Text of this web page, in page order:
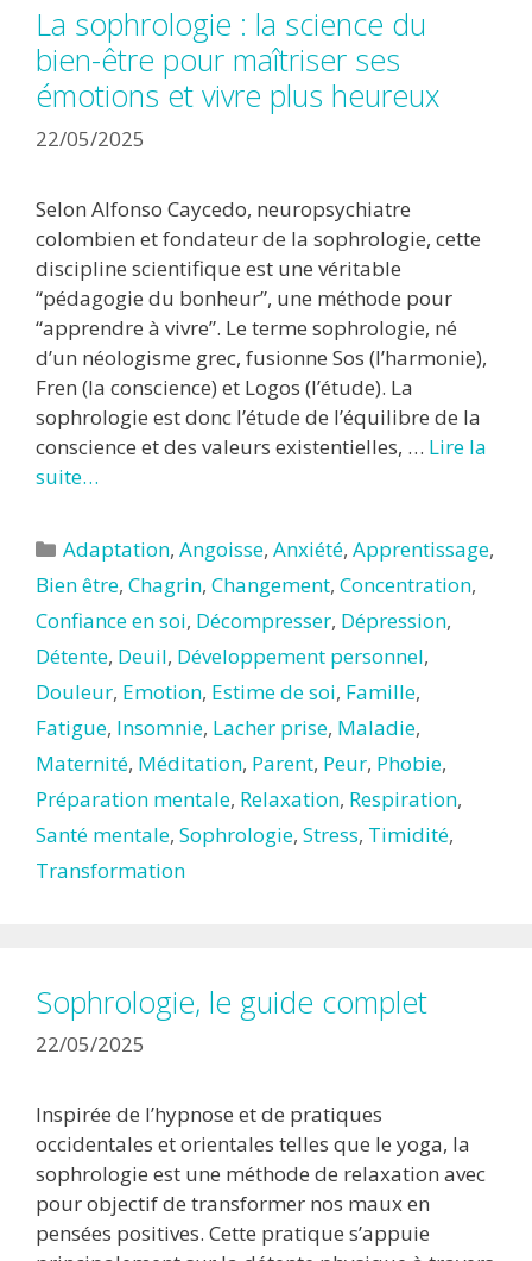
La sophrologie : la science du
bien-être pour maîtriser ses
émotions et vivre plus heureux
22/05/2025
Selon Alfonso Caycedo, neuropsychiatre
colombien et fondateur de la sophrologie, cette
discipline scientifique est une véritable
“pédagogie du bonheur”, une méthode pour
“apprendre à vivre”. Le terme sophrologie, né
d’un néologisme grec, fusionne Sos (l’harmonie),
Fren (la conscience) et Logos (l’étude). La
sophrologie est donc l’étude de l’équilibre de la
conscience et des valeurs existentielles, … Lire la
suite…
Catégories
Adaptation,Angoisse,Anxiété,Apprentissage,
Bien être, Chagrin, Changement, Concentration,
Confiance en soi, Décompresser, Dépression,
Détente, Deuil, Développement personnel,
Douleur, Emotion, Estime de soi, Famille,
Fatigue, Insomnie, Lacher prise, Maladie,
Maternité, Méditation, Parent, Peur, Phobie,
Préparation mentale, Relaxation, Respiration,
Santé mentale, Sophrologie, Stress, Timidité,
Transformation
Sophrologie, le guide complet
22/05/2025
Inspirée de l’hypnose et de pratiques
occidentales et orientales telles que le yoga, la
sophrologie est une méthode de relaxation avec
pour objectif de transformer nos maux en
pensées positives. Cette pratique s’appuie